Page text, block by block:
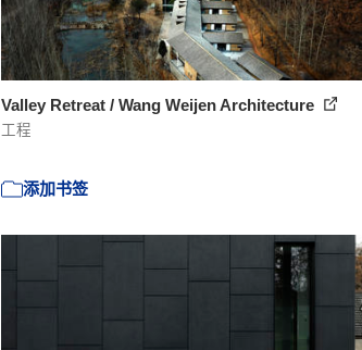
Valley Retreat / Wang Weijen Architecture
工程
添加书签